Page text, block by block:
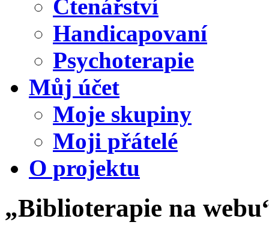
Čtenářství
Handicapovaní
Psychoterapie
Můj účet
Moje skupiny
Moji přátelé
O projektu
„Biblioterapie na